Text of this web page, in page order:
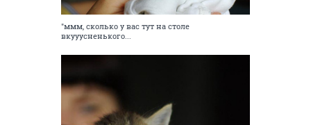
"ммм, сколько у вас тут на столе
вкууусненького...